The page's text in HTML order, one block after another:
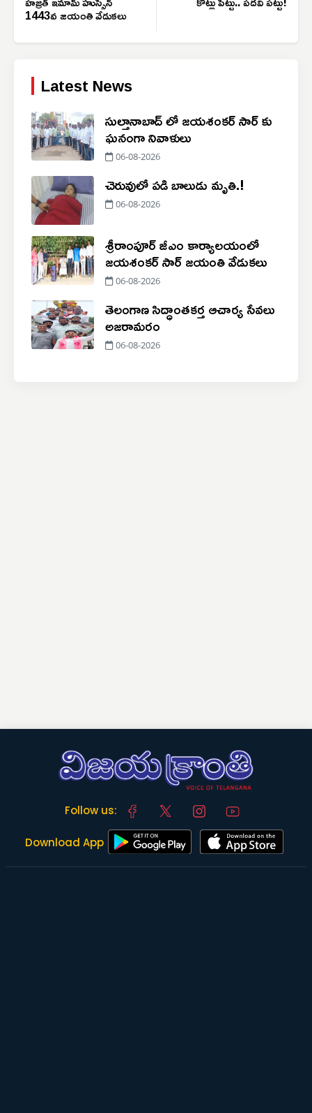
1443వ జయంతి వేడుకలు
Latest News
సుల్తానాబాద్ లో జయశంకర్ సార్ కు
ఘనంగా నివాళులు
06-08-2026
చెరువులో పడి బాలుడు మృతి.!
06-08-2026
శ్రీరాంపూర్ జీఎం కార్యాలయంలో
జయశంకర్ సార్ జయంతి వేడుకలు
06-08-2026
తెలంగాణ సిద్ధాంతకర్త ఆచార్య సేవలు
అజరామరం
06-08-2026
Follow us:
Download App